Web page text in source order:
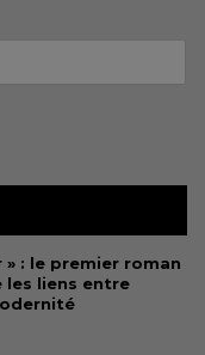
» : le premier roman
les liens entre